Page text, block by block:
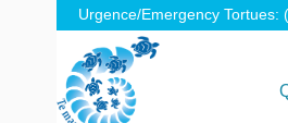
Urgence/Emergency Tortues: